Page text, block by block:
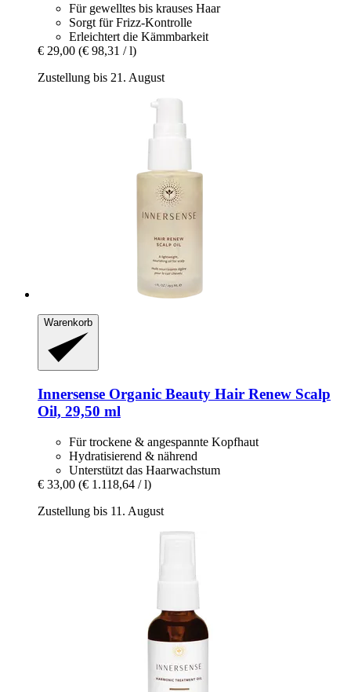
Für gewelltes bis krauses Haar
Sorgt für Frizz-Kontrolle
Erleichtert die Kämmbarkeit
€ 29,00 (€ 98,31 / l)
Zustellung bis 21. August
Warenkorb
Innersense Organic Beauty Hair Renew Scalp
Oil, 29,50 ml
Für trockene & angespannte Kopfhaut
Hydratisierend & nährend
Unterstützt das Haarwachstum
€ 33,00 (€ 1.118,64 / l)
Zustellung bis 11. August